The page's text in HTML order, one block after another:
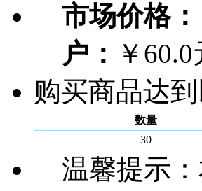
市场价格：
户： ￥60.0
购买商品达
数量
30
温馨提示：